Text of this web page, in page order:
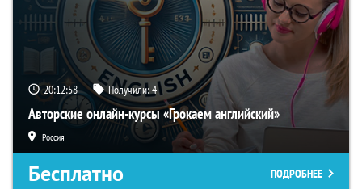
20:12:58 Получили:4
Авторские онлайн-курсы «Грокаем английский»
Россия
Бесплатно ПОДРОБНЕЕ